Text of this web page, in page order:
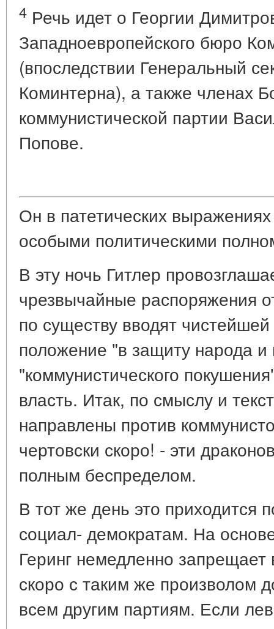
4 Речь идет о Георгии
Западноевропейского бюро
(впоследствии Генеральный
Коминтерна), а также членах
коммунистической партии
Попове.
Он в патетических
особыми политическими
В эту ночь Гитлер
чрезвычайные распоряжения
по существу вводят
положение "в защиту народа и
"коммунистического
власть. Итак, по смыслу и
направлены против
чертовски скоро! - эти
полным беспределом.
В тот же день это приходится
социал- демократам. На
Геринг немедленно
скоро с таким же произволом
всем другим партиям. Если